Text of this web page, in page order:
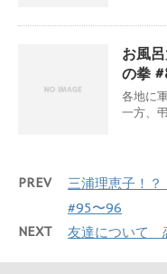
お風
の拳
各地に
一方、
PREV
三浦理恵子！
#95〜96
NEXT 友達について